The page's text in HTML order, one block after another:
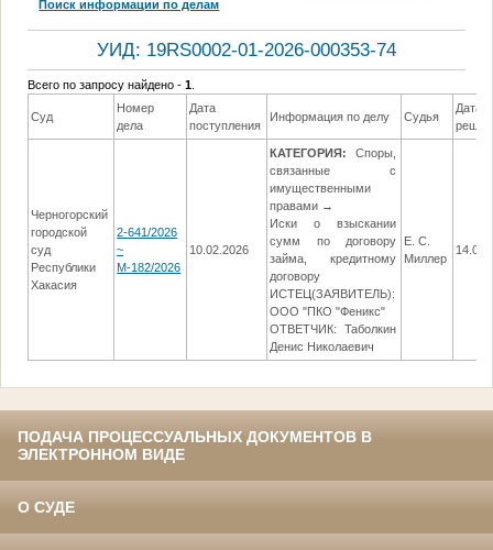
Поиск информации по делам
УИД: 19RS0002-01-2026-000353-74
Всего по запросу найдено -1
Суд
Номер
дела
Дата
поступления
Информация по делу Судья
Дата
Черногорский
городской
суд
Республики
Хакасия
2-641/2026
~
М-182/2026
10.02.2026
КАТЕГОРИЯ:
Споры,
связанные с
имущественными
правами →
Иски о взыскании
сумм по договору
займа, кредитному
договору
ИСТЕЦ(ЗАЯВИТЕЛЬ):
ООО "ПКО "Феникс"
ОТВЕТЧИК: Таболкин
Денис Николаевич
Е. С.
Миллер
ПОДАЧА ПРОЦЕССУАЛЬНЫХ ДОКУМЕНТОВ В
ЭЛЕКТРОННОМ ВИДЕ
О СУДЕ